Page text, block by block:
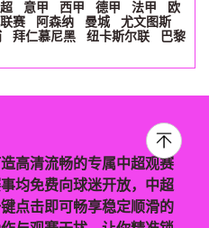
意甲 西甲 德甲 法甲
欧
赛 阿森纳 曼城
尤文图斯
拜仁慕尼黑 纽卡斯尔联
巴黎
高清流畅的专属中超观赛
均免费向球迷开放，中超
点击即可畅享稳定顺滑的